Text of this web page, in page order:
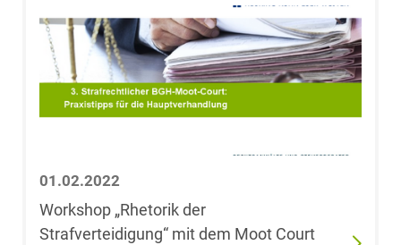
01.02.2022
Workshop „Rhetorik der
Strafverteidigung“ mit dem Moot Court